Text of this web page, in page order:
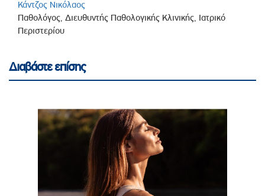
Κάντζος Νικόλαος
Παθολόγος, Διευθυντής Παθολογικής Κλινικής, Ιατρικό
Περιστερίου
Διαβάστε επίσης